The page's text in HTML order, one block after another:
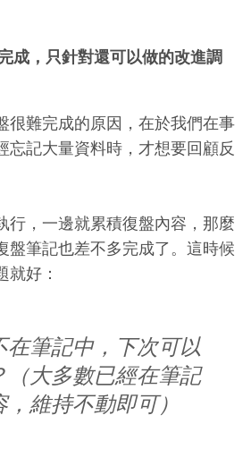
成，只針對還可以做的改進調
很難完成的原因，在於我們在事
忘記大量資料時，才想要回顧反
行，一邊就累積復盤內容，那麼
盤筆記也差不多完成了。這時候
就好：
在筆記中，下次可以
（大多數已經在筆記
維持不動即可）